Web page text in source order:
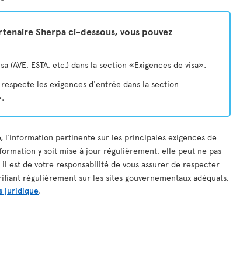
Sherpa ci-dessous, vous pouvez
(AVE, ESTA, etc.) dans la section «Exigences de visa».
les exigences d'entrée dans la section
pertinente sur les principales exigences de
y soit mise à jour régulièrement, elle peut ne pas
est de votre responsabilité de vous assurer de respecter
régulièrement sur les sites gouvernementaux adéquats.
juridique.